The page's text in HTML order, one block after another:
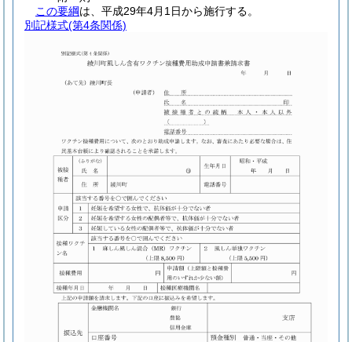
この要綱は、平成29年4月1日から施行する。
別記様式(第4条関係)